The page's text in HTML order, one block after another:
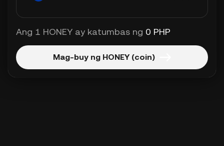
Ang 1 HONEY ay katumbas ng 0 PHP
Mag-buy ng HONEY (coin)